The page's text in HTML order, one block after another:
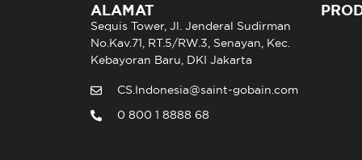
ALAMAT
Sequis Tower, Jl. Jenderal Sudirman
No.Kav.71, RT.5/RW.3, Senayan, Kec.
Kebayoran Baru, DKI Jakarta
CS.Indonesia@saint-gobain.com
0 800 1 8888 68